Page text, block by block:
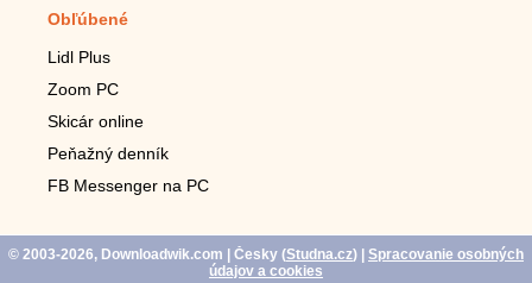
Obľúbené
Lidl Plus
Zoom PC
Skicár online
Peňažný denník
FB Messenger na PC
© 2003-2026, Downloadwik.com | Česky (Studna.cz)
Spracovanie osobných
údajov a cookies